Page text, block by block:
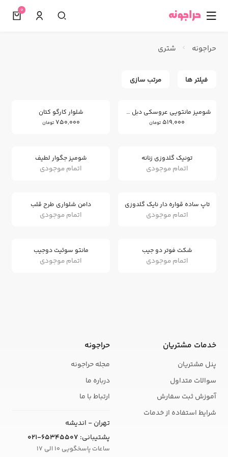
☰
0
حراجونه شتری
فیلتر ها مرتب سازی
شومیز مانتویی عروسکی دبل فیس
519,000 تومان
شلوار کارگو کتان
750,000 تومان
تونیک گلدوزی زنانه
اتمام موجودی
شومیز جگوار لطیف
اتمام موجودی
تاپ ساده قواره دار نایک گلدوزی
اتمام موجودی
دامن شلواری طرح قلب
اتمام موجودی
شکت فوتر دو جیب
اتمام موجودی
مانتو سوئیت دوجیب
اتمام موجودی
خدمات مشتریان
پنل مشتریان
سوالات متداول
آموزش ثبت سفارش
شرایط استفاده از خدمات
حراجونه
مجله حراجونه
درباره ما
ارتباط با ما
تهران - اندیشه
پشتیبانی: 021-65345507
ساعات پاسخگویی 10 الی 17